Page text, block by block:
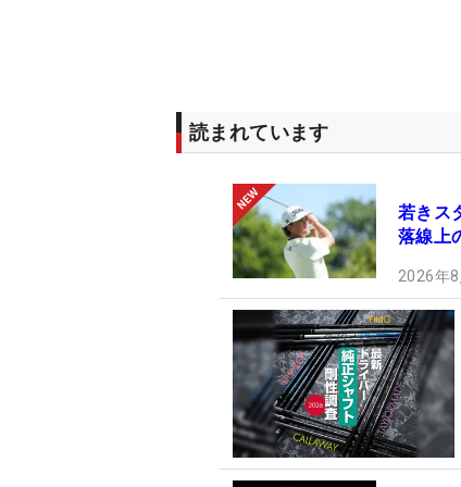
読まれています
若きス
落線上
2026年